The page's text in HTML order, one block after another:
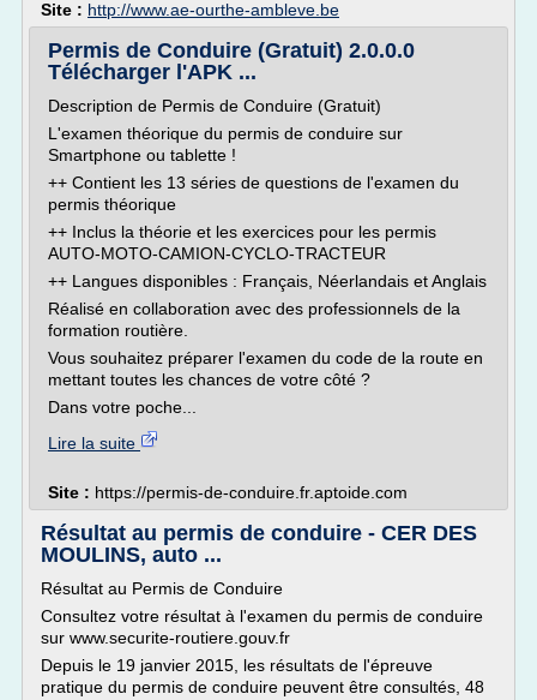
Site : http://www.ae-ourthe-ambleve.be
Permis de Conduire (Gratuit) 2.0.0.0
Télécharger l'APK ...
Description de Permis de Conduire (Gratuit)
L'examen théorique du permis de conduire sur
Smartphone ou tablette !
++ Contient les 13 séries de questions de l'examen du
permis théorique
++ Inclus la théorie et les exercices pour les permis
AUTO-MOTO-CAMION-CYCLO-TRACTEUR
++ Langues disponibles : Français, Néerlandais et Anglais
Réalisé en collaboration avec des professionnels de la
formation routière.
Vous souhaitez préparer l'examen du code de la route en
mettant toutes les chances de votre côté ?
Dans votre poche...
Lire la suite
Site : https://permis-de-conduire.fr.aptoide.com
Résultat au permis de conduire - CER DES
MOULINS, auto ...
Résultat au Permis de Conduire
Consultez votre résultat à l'examen du permis de conduire
sur www.securite-routiere.gouv.fr
Depuis le 19 janvier 2015, les résultats de l'épreuve
pratique du permis de conduire peuvent être consultés, 48